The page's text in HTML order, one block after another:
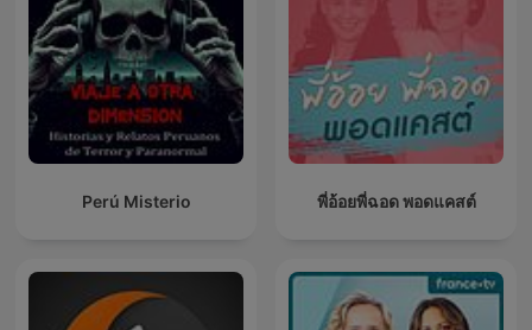
Perú Misterio พี่อ้อยพี่ฉอด พอดแคสต์